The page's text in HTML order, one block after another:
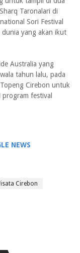
Taronalari di
Sori Festival
dunia yang akan ikut
Australia yang
tahun lalu, pada
Cirebon untuk
festival
NEWS
Cirebon